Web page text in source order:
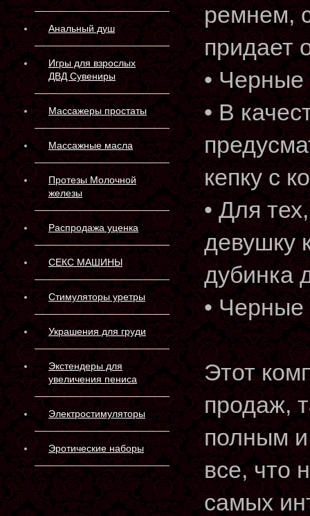
Анальный душ
Игры для взрослых
ДВД Сувениры
Массажеры простаты
Массажные масла
Протезы Молочной
железы
Распродажа уценка
СЕКС МАШИНЫ
Стимуляторы уретры
Украшения для груди
Экстендеры для
увеличения пениса
Электростимуляторы
Эротические наборы
ремнем,
придает
• Черные
• В
кепку с
• Для
девушку
дубинка
• Черные
Этот
продаж,
полным
все, что
самых